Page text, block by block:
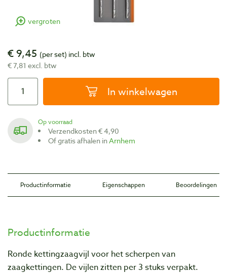
vergroten
€ 9,45 (per set) incl. btw
€ 7,81 excl. btw
In winkelwagen
Op voorraad
Verzendkosten € 4,90
Of gratis afhalen inArnhem
Productinformatie Eigenschappen Beoordelingen
Productinformatie
Ronde kettingzaagvijl voor het scherpen van
zaagkettingen. De vijlen zitten per 3 stuks verpakt.